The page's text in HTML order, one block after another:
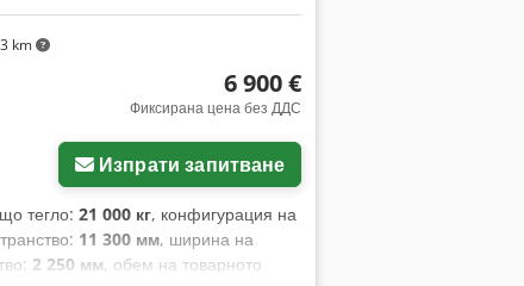
km
6 900 €
Фиксирана цена без ДДС
Изпрати запитване
тегло: 21 000 кг, конфигурация на
11 300 мм, ширина на
2 250 мм, обем на товарното